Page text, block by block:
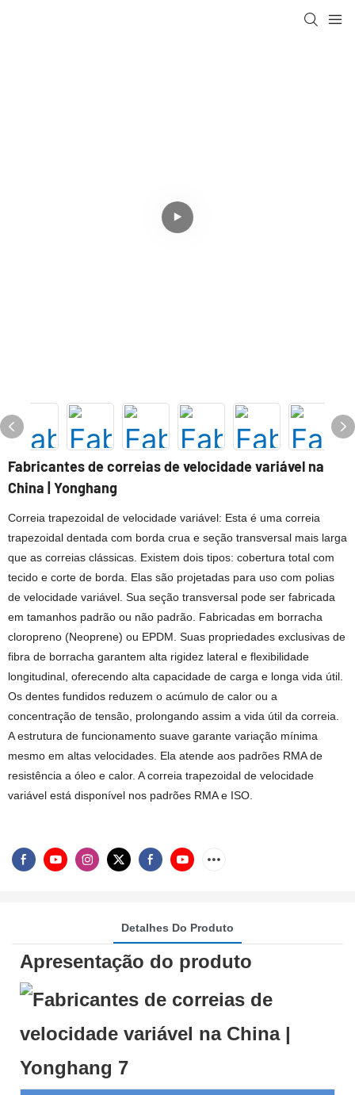
Fabricantes de correias de velocidade variável na
China | Yonghang
Correia trapezoidal de velocidade variável: Esta é uma correia
trapezoidal dentada com borda crua e seção transversal mais larga
que as correias clássicas. Existem dois tipos: cobertura total com
tecido e corte de borda. Elas são projetadas para uso com polias
de velocidade variável. Sua seção transversal pode ser fabricada
em tamanhos padrão ou não padrão. Fabricadas em borracha
cloropreno (Neoprene) ou EPDM. Suas propriedades exclusivas de
fibra de borracha garantem alta rigidez lateral e flexibilidade
longitudinal, oferecendo alta capacidade de carga e longa vida útil.
Os dentes fundidos reduzem o acúmulo de calor ou a
concentração de tensão, prolongando assim a vida útil da correia.
A estrutura de funcionamento suave garante variação mínima
mesmo em altas velocidades. Ela atende aos padrões RMA de
resistência a óleo e calor. A correia trapezoidal de velocidade
variável está disponível nos padrões RMA e ISO.
Detalhes Do Produto
Apresentação do produto